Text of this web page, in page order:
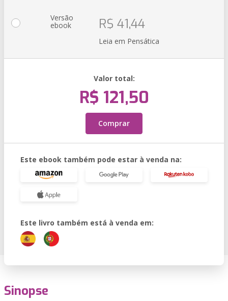
Versão
ebook R$ 41,44
Leia em Pensática
Valor total:
R$ 121,50
Comprar
Este ebook também pode estar à venda na:
Este livro também está à venda em:
Sinopse